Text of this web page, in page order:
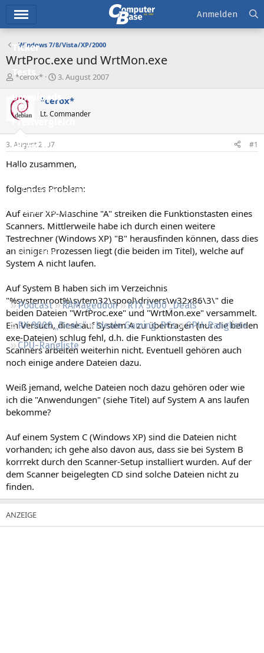
Ticker
Tests
Downloads
Preisvergleich
Forum
Aktuelles
Empfohlene Inhalte
Neue Beiträge
Neueste Aktivitäten
Leserartikel
Podcast RAMageddon
RTX 5000 „Deals“
RX 9000 „Deals“
Ideale Gaming-PCs
GPU-Rangliste
CPU-Rangliste
Anmelden
Windows 7/8/Vista/XP/2000
WrtProc.exe und WrtMon.exe
E
s
t
e
l
e
r
*cerox*
E
s
e
t
a
3. August 2007
*cerox*
Lt. Commander
3. August 2007 #1
Hallo zusammen,
folgendes Problem:
Auf einer XP-Maschine "A" streiken die Funktionstasten eines
Scanners. Mittlerweile habe ich durch einen weitere
Testrechner (Windows XP) "B" herausfinden können, dass dies
an einigen Prozessen liegt (die beiden im Titel), welche auf
System A nicht laufen.
Auf System B haben sich im Verzeichnis
"%systemroot%\sytem32\spool\drivers\w32x86\3\" die
beiden Dateien "WrtProc.exe" und "WrtMon.exe" versammelt.
Ein Versuch, diese auf System A zu übertragen (nur die beiden
exe-Dateien) schlug fehl, d.h. die Funktionstasten des
Scanners arbeiten weiterhin nicht. Eventuell gehören auch
noch einige andere Dateien dazu.
Weiß jemand, welche Dateien noch dazu gehören oder wie
ich die "Anwendungen" (siehe Titel) auf System A ans laufen
bekomme?
Auf einem System C (Windows XP) sind die Dateien nicht
vorhanden; ich gehe also davon aus, dass sie bei System B
korrrekt durch den Scanner-Setup installiert wurden. Auf der
dem Scanner beigelegten CD sind solche Dateien nicht zu
finden.